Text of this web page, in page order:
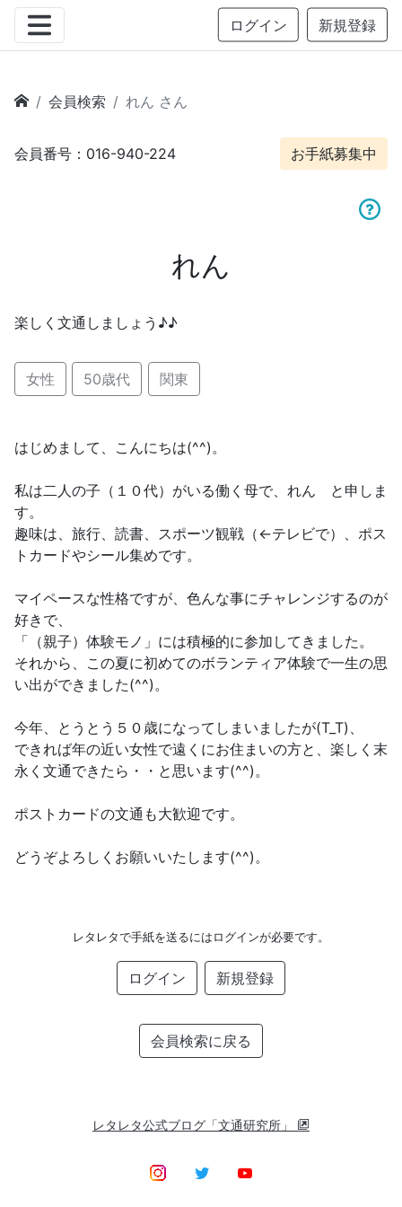
ログイン 新規登録
会員検索 れん さん
会員番号：016-940-224 お手紙募集中
れん
楽しく文通しましょう♪♪
女性 50歳代 関東
はじめまして、こんにちは(^^)。
私は二人の子（１０代）がいる働く母で、れん と申しま
す。
趣味は、旅行、読書、スポーツ観戦（←テレビで）、ポス
トカードやシール集めです。
マイペースな性格ですが、色んな事にチャレンジするのが
好きで、
「（親子）体験モノ」には積極的に参加してきました。
それから、この夏に初めてのボランティア体験で一生の思
い出ができました(^^)。
今年、とうとう５０歳になってしまいましたが(T_T)、
できれば年の近い女性で遠くにお住まいの方と、楽しく末
永く文通できたら・・と思います(^^)。
ポストカードの文通も大歓迎です。
どうぞよろしくお願いいたします(^^)。
レタレタで手紙を送るにはログインが必要です。
ログイン 新規登録
会員検索に戻る
レタレタ公式ブログ「文通研究所」